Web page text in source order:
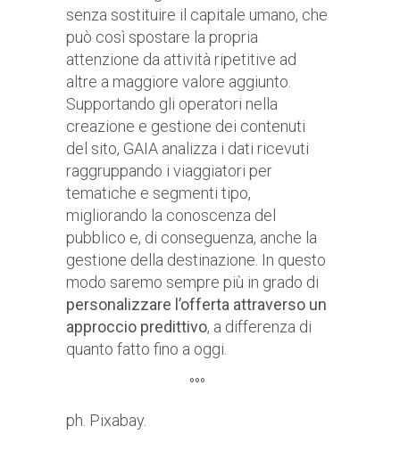
senza sostituire il capitale umano, che
può così spostare la propria
attenzione da attività ripetitive ad
altre a maggiore valore aggiunto.
Supportando gli operatori nella
creazione e gestione dei contenuti
del sito, GAIA analizza i dati ricevuti
raggruppando i viaggiatori per
tematiche e segmenti tipo,
migliorando la conoscenza del
pubblico e, di conseguenza, anche la
gestione della destinazione. In questo
modo saremo sempre più in grado di
personalizzare l’offerta attraverso un
approccio predittivo, a differenza di
quanto fatto fino a oggi.
°°°
ph. Pixabay.